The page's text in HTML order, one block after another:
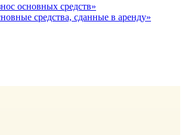
основных средств»
средства, сданные в аренду»